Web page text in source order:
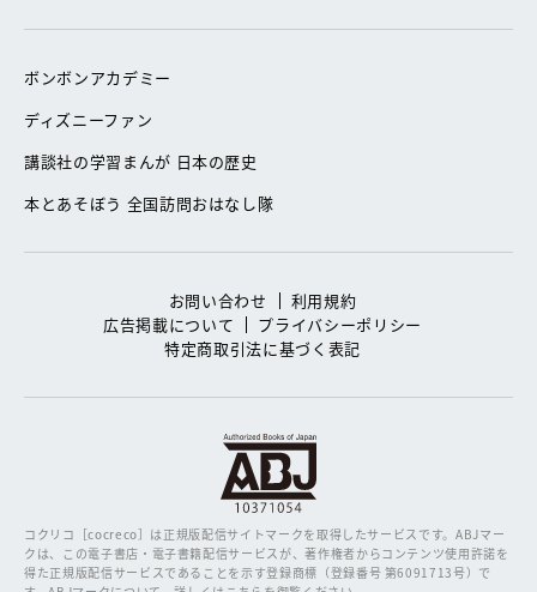
ボンボンアカデミー
ディズニーファン
講談社の学習まんが 日本の歴史
本とあそぼう 全国訪問おはなし隊
お問い合わせ
利用規約
広告掲載について
プライバシーポリシー
特定商取引法に基づく表記
コクリコ［cocreco］は正規版配信サイトマークを取得したサービスです。ABJマー
クは、この電子書店・電子書籍配信サービスが、著作権者からコンテンツ使用許諾を
得た正規版配信サービスであることを示す登録商標（登録番号 第6091713号）で